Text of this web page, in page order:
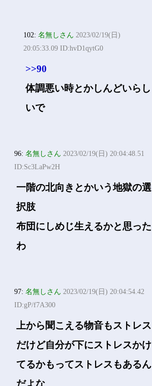
102:名無しさん 2023/02/19(日)
20:05:33.09 ID:hvD1qytG0
>>90
体調悪い時とかしんどいらし
いで
96:名無しさん 2023/02/19(日) 20:04:48.51
ID:Sc3LaPw2H
一階の北向きとかいう地獄の選
択肢
布団にしめじ生えるかと思った
わ
97:名無しさん 2023/02/19(日) 20:04:54.42
ID:gP/f7A300
上から聞こえる物音もストレス
だけど自分が下にストレスかけ
てるかもってストレスもあるん
だよな